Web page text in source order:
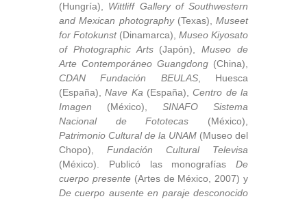
(Hungría), Wittliff Gallery of Southwestern
and Mexican photography(Texas), Museet
for Fotokunst(Dinamarca), Museo Kiyosato
of Photographic Arts(Japón),Museo de
Arte Contemporáneo Guangdong (China),
CDAN Fundación BEULAS, Huesca
(España),Nave Ka (España),Centro de la
Imagen (México), SINAFO Sistema
Nacional de Fototecas (México),
Patrimonio Cultural de la UNAM (Museo del
Chopo), Fundación Cultural Televisa
(México). Publicó las monografías De
cuerpo presente(Artes de México, 2007) y
De cuerpo ausente en paraje desconocido